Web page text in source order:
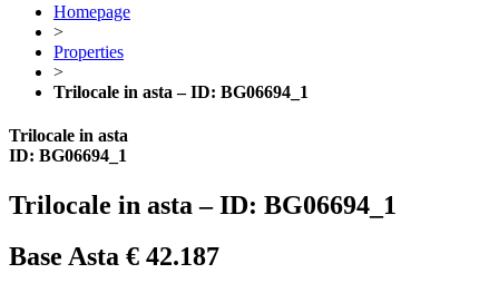
Homepage
>
Properties
>
Trilocale in asta – ID: BG06694_1
Trilocale in asta
ID: BG06694_1
Trilocale in asta – ID: BG06694_1
Base Asta € 42.187